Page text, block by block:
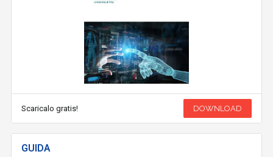
Scaricalo gratis! DOWNLOAD
GUIDA